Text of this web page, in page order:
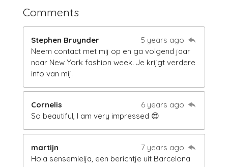
Comments
Stephen Bruynder
5 years ago
Neem contact met mij op en ga volgend jaar
naar New York fashion week. Je krijgt verdere
info van mij.
Cornelis
6 years ago
So beautiful, I am very impressed 😍
martijn
7 years ago
Hola sensemielja, een berichtje uit Barcelona